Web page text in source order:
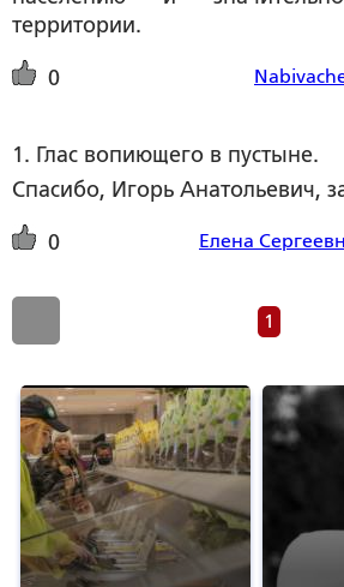
территории.
0
1. Глас вопиющего в пустыне.
Спасибо, Игорь Анатольевич,
0 Елена
1